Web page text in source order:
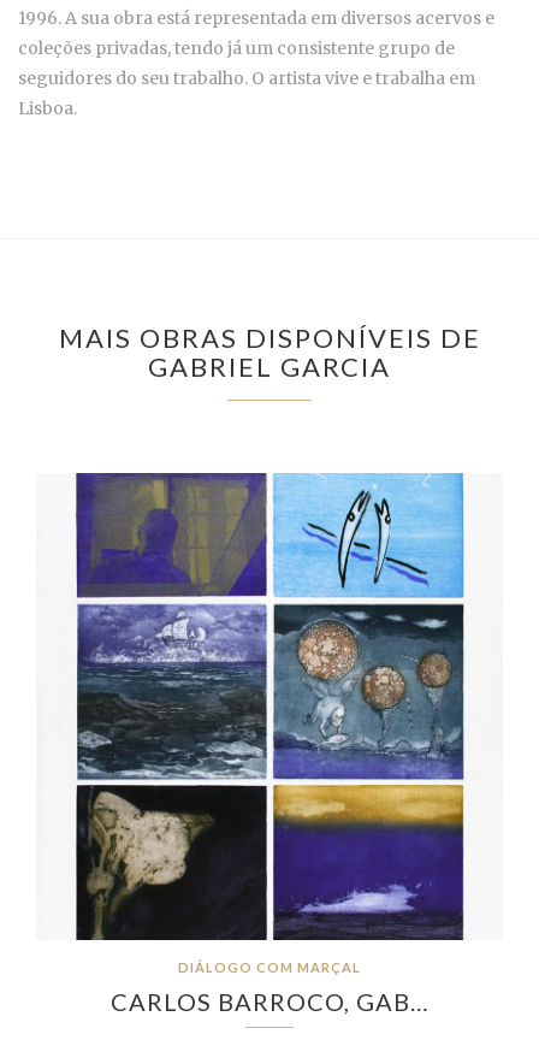
1996. A sua obra está representada em diversos acervos e
coleções privadas, tendo já um consistente grupo de
seguidores do seu trabalho. O artista vive e trabalha em
Lisboa.
MAIS OBRAS DISPONÍVEIS DE
GABRIEL GARCIA
DIÁLOGO COM MARÇAL
CARLOS BARROCO, GAB…